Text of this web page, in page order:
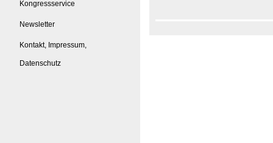
Kongressservice
Newsletter
Kontakt, Impressum,
Datenschutz